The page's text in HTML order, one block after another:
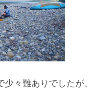
々難ありでしたが、